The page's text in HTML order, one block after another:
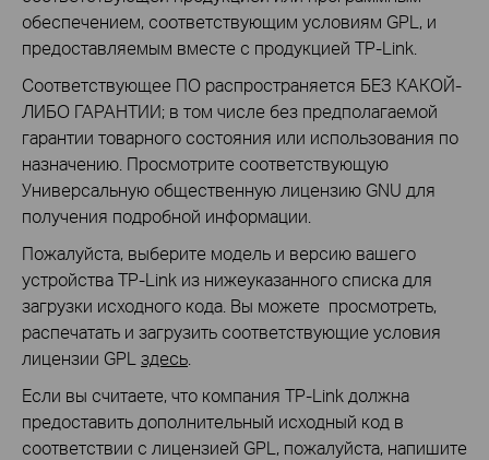
обеспечением, соответствующим условиям GPL, и
предоставляемым вместе с продукцией TP-Link.
Соответствующее ПО распространяется БЕЗ КАКОЙ-
ЛИБО ГАРАНТИИ; в том числе без предполагаемой
гарантии товарного состояния или использования по
назначению. Просмотрите соответствующую
Универсальную общественную лицензию GNU для
получения подробной информации.
Пожалуйста, выберите модель и версию вашего
устройства TP-Link из нижеуказанного списка для
загрузки исходного кода. Вы можете просмотреть,
распечатать и загрузить соответствующие условия
лицензии GPL здесь
Если вы считаете, что компания TP-Link должна
предоставить дополнительный исходный код в
соответствии с лицензией GPL, пожалуйста, напишите